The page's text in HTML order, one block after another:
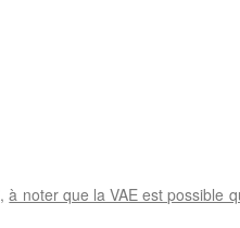
à noter que la VAE est possible